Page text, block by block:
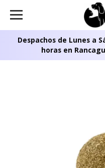
Despachos de Lunes a
horas en